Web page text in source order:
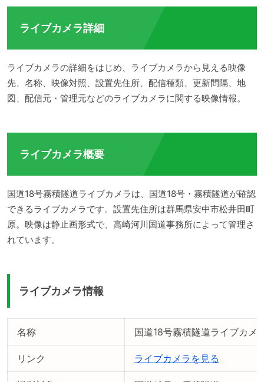
ライブカメラ詳細
ライブカメラの詳細をはじめ、ライブカメラから見える映像
先、名称、映像対照、設置先住所、配信種類、更新間隔、地
図、配信元・管理元などのライブカメラに関する映像情報。
ライブカメラ概要
国道18号霧積隧道ライブカメラは、国道18号・霧積隧道が確認
できるライブカメラです。設置先住所は群馬県安中市松井田町
原。映像は静止画形式で、高崎河川国道事務所によって管理さ
れています。
ライブカメラ情報
名称 国道18号霧積隧道ライブカメ
リンク ライブカメラを見る